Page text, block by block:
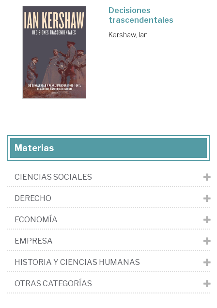
Decisiones
trascendentales
Kershaw, Ian
Materias
CIENCIAS SOCIALES
DERECHO
ECONOMÍA
EMPRESA
HISTORIA Y CIENCIAS HUMANAS
OTRAS CATEGORÍAS